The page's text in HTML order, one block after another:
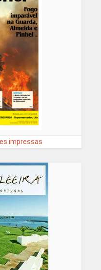
impressas